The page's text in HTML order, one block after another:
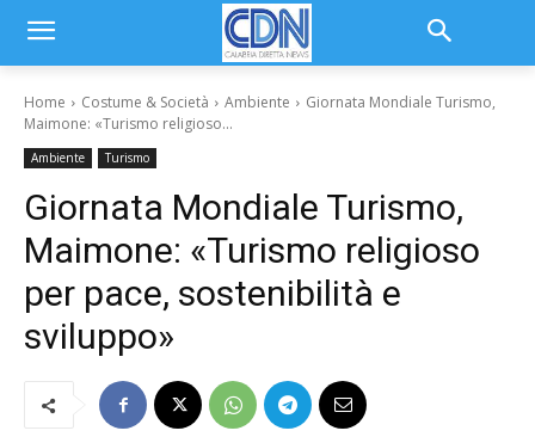
Home Costume & Società Ambiente
Giornata Mondiale Turismo,
Maimone: «Turismo religioso...
Ambiente Turismo
Giornata Mondiale Turismo,
Maimone: «Turismo religioso
per pace, sostenibilità e
sviluppo»